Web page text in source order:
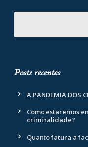
Posts recentes
A PANDEMIA DOS
Como estaremos
criminalidade?
Quanto fatura a